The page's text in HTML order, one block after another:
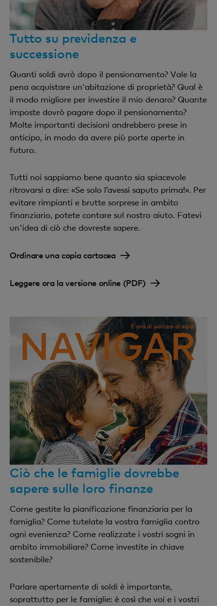
Tutto su previdenza e
successione
Quanti soldi avrò dopo il pensionamento? Vale la
pena acquistare un'abitazione di proprietà? Qual è
il modo migliore per investire il mio denaro? Quante
imposte dovrò pagare dopo il pensionamento?
Molte importanti decisioni andrebbero prese in
anticipo, in modo da avere più porte aperte in
futuro.
Tutti noi sappiamo bene quanto sia spiacevole
ritrovarsi a dire: «Se solo l’avessi saputo prima!». Per
evitare rimpianti e brutte sorprese in ambito
finanziario, potete contare sul nostro aiuto. Fatevi
un'idea di ciò che dovreste sapere.
Ordinare una copia cartacea
Leggere ora la versione online (PDF)
Ciò che le famiglie dovrebbe
sapere sulle loro finanze
Come gestite la pianificazione finanziaria per la
famiglia? Come tutelate la vostra famiglia contro
ogni evenienza? Come realizzate i vostri sogni in
ambito immobiliare? Come investite in chiave
sostenibile?
Parlare apertamente di soldi è importante,
soprattutto per le famiglie: è così che voi e i vostri